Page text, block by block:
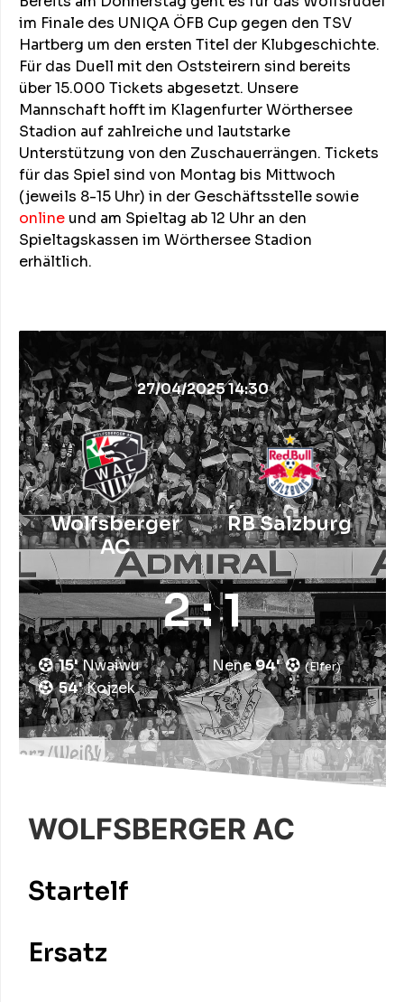
im Finale des UNIQA ÖFB Cup gegen den TSV
Hartberg um den ersten Titel der Klubgeschichte.
Für das Duell mit den Oststeirern sind bereits
über 15.000 Tickets abgesetzt. Unsere
Mannschaft hofft im Klagenfurter Wörthersee
Stadion auf zahlreiche und lautstarke
Unterstützung von den Zuschauerrängen. Tickets
für das Spiel sind von Montag bis Mittwoch
(jeweils 8-15 Uhr) in der Geschäftsstelle sowie
online und am Spieltag ab 12 Uhr an den
Spieltagskassen im Wörthersee Stadion
erhältlich.
27/04/2025 14:30
Wolfsberger
AC
RB Salzburg
2 : 1
15'Nwaiwu
54'Kojzek
Nene94'
WOLFSBERGER AC
Startelf
Ersatz